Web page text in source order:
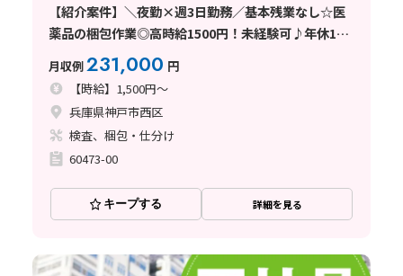
【紹介案件】＼夜勤×週3日勤務／基本残業なし☆医
薬品の梱包作業◎高時給1500円！未経験可♪年休195
月収例231,000 円
【時給】1,500円～
兵庫県神戸市西区
検査、梱包・仕分け
60473-00
キープする 詳細を見る